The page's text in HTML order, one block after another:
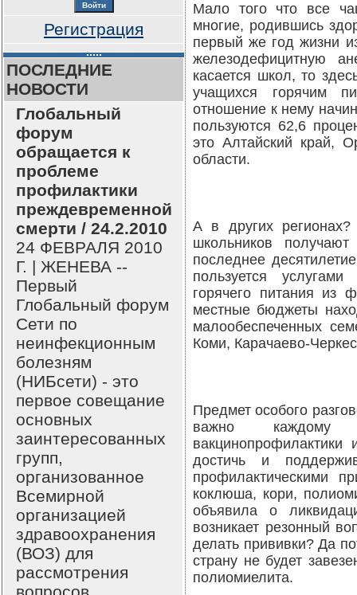
Регистрация
ПОСЛЕДНИЕ
НОВОСТИ
Глобальный
форум
обращается к
проблеме
профилактики
преждевременной
смерти / 24.2.2010
24 ФЕВРАЛЯ 2010
Г. | ЖЕНЕВА --
Первый
Глобальный форум
Сети по
неинфекционным
болезням
(НИБсети) - это
первое совещание
основных
заинтересованных
групп,
организованное
Всемирной
организацией
здравоохранения
(ВОЗ) для
рассмотрения
Мало того что все
многие, родившись
первый же год жизни
железодефицитную
касается школ, то
учащихся горячим
отношение к нему
пользуются 62,6
это Алтайский край,
области.
А в других
школьников
последнее
пользуется
горячего питания из
местные бюджеты
малообеспеченных
Коми, Карачаево-
Предмет особого
важно каждому
достичь и
профилактическими
коклюша, кори,
объявила о
возникает резонный
делать прививки? Да
страну не будет
полиомиелита.